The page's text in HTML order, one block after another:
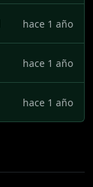
hace 1 año
hace 1 año
hace 1 año